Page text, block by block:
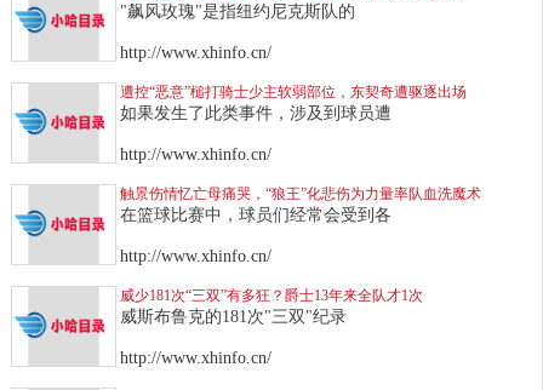
"飙风玫瑰"是指纽约尼克斯队的
http://www.xhinfo.cn/
遭控“恶意”槌打骑士少主软弱部位，东契奇遭驱逐出场
如果发生了此类事件，涉及到球员遭
http://www.xhinfo.cn/
触景伤情忆亡母痛哭，“狼王”化悲伤为力量率队血洗魔术
在篮球比赛中，球员们经常会受到各
http://www.xhinfo.cn/
威少181次“三双”有多狂？爵士13年来全队才1次
威斯布鲁克的181次"三双"纪录
http://www.xhinfo.cn/